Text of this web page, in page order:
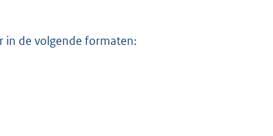
in de volgende formaten: